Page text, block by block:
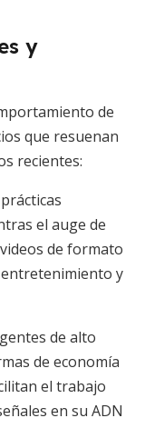
y
de
que resuenan
recientes:
el auge de
de formato
y
de alto
de economía
el trabajo
en su ADN